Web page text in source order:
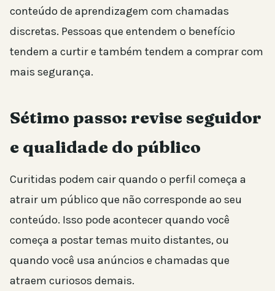
conteúdo de aprendizagem com chamadas
discretas. Pessoas que entendem o benefício
tendem a curtir e também tendem a comprar com
mais segurança.
Sétimo passo: revise seguidor
e qualidade do público
Curitidas podem cair quando o perfil começa a
atrair um público que não corresponde ao seu
conteúdo. Isso pode acontecer quando você
começa a postar temas muito distantes, ou
quando você usa anúncios e chamadas que
atraem curiosos demais.